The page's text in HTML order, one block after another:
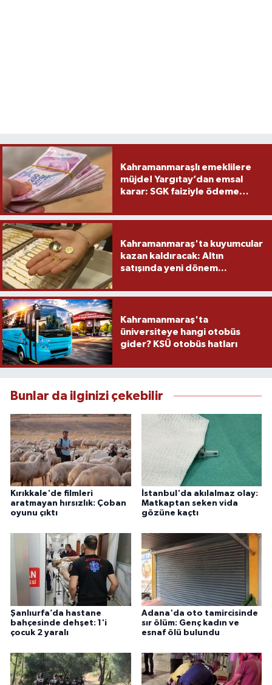
Kahramanmaraşlı emeklilere
müjde! Yargıtay’dan emsal
karar: SGK faiziyle ödeme
Kahramanmaraş'ta kuyumcular
kazan kaldıracak: Altın
satışında yeni dönem...
Kahramanmaraş'ta
üniversiteye hangi otobüs
gider? KSÜ otobüs hatları
Bunlar da ilginizi çekebilir
Kırıkkale'de filmleri
aratmayan hırsızlık: Çoban
oyunu çıktı
İstanbul'da akılalmaz olay:
Matkaptan seken vida
gözüne kaçtı
Şanlıurfa’da hastane
bahçesinde dehşet: 1'i
çocuk 2 yaralı
Adana'da oto tamircisinde
sır ölüm: Genç kadın ve
esnaf ölü bulundu